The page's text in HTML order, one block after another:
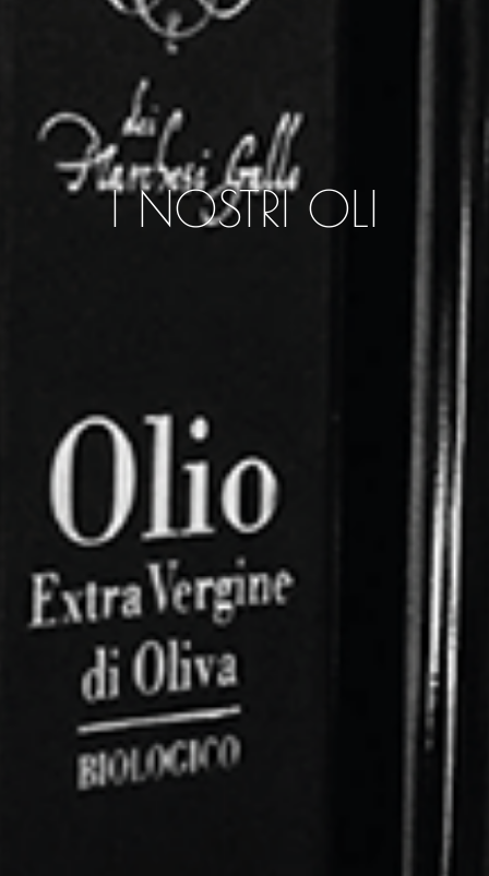
I NOSTRI OLI